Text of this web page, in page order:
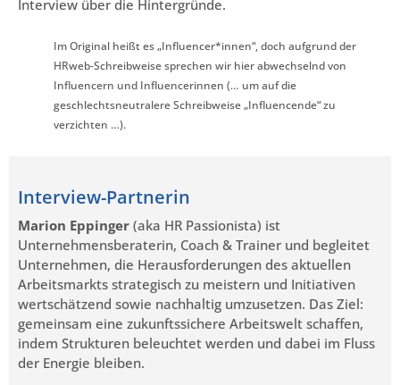
Interview über die Hintergründe.
Im Original heißt es „Influencer*innen“, doch aufgrund der
HRweb-Schreibweise sprechen wir hier abwechselnd von
Influencern und Influencerinnen (… um auf die
geschlechtsneutralere Schreibweise „Influencende“ zu
verzichten …).
Interview-Partnerin
Marion Eppinger (aka HR Passionista) ist
Unternehmensberaterin, Coach & Trainer und begleitet
Unternehmen, die Herausforderungen des aktuellen
Arbeitsmarkts strategisch zu meistern und Initiativen
wertschätzend sowie nachhaltig umzusetzen. Das Ziel:
gemeinsam eine zukunftssichere Arbeitswelt schaffen,
indem Strukturen beleuchtet werden und dabei im Fluss
der Energie bleiben.